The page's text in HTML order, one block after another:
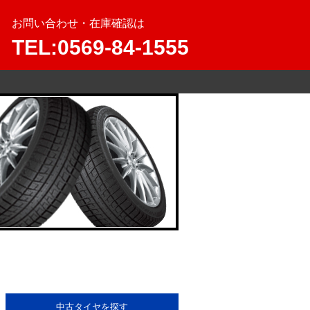
お問い合わせ・在庫確認は
TEL:0569-84-1555
中古タイヤを探す